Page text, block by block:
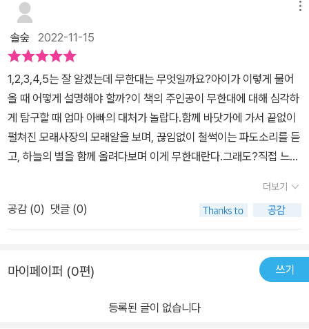
싶은 책... 하나, 둘, 셋 하나씩 시작해 나간다. 하나는 세상 유일한 존
재인 나, 그림책 속의 유일한 거인 하나. 한개가 그냥 숫자 중 가장 먼
저 세아리는 숫자이기도 하지만, 유일한, 독보적이란 의미도 있는데
그런걸 얘기해 주니 또 색다르다. 둘 너와 나. 엄마와 아빠. 셋. 가족의
구성원이 늘면서 너와 나와 그리고 아이까지 우리가 되는 순간이다.
넷. 다른 4을 찾아보는 퀴즈를 해 보아도 좋겠다는 생각이 든다. ​무한
대의 설명을 이어나가며 모래, 별을 설명해도 모르겠다는 주인공 클
라우.이 즈음이면 나라면 이미 포기했을지도 모르겠다. 됐어! 다음에
끈기도 있어야하고 인내심도 있어야하고 아이의 수준에서 설명할 줄
도 알아야 한다.신랑이 종종 아이에게 설명을 할 때, (아니 종종이 아
니라 매번)어려운 말을 쓰곤 한다. 본인의 입장에서 본인의 수준으로
까지를 모르는지도 상대를 이해하는 포인트라고 생각한다. 예전에 고
등학교때 물리 선생님께서 서울대를 나오셨다는데, 그럼 분명 상위
1%로 똑똑하실텐데 너무 못 가르치는거다. 졸리고 이해도 안 가고.
는 아빠에게 묻는다. 도대체 무한대라는 수는 어떤 수인지, 얼마나 큰
수인지. 아빠는 하늘의 별보다, 바닷가 모래알보다 더 크다고 하지만
클라우는 도통 이해가 되지 않는다.그런 클라우에게 아빠는 수학적
개념인 무한대를 수학이 아닌 클라우의 경험한 마음으로 설명한다.잠
에서 깨어났을 때 네가 느끼는 기쁨, 할머니 댁에 찾아가 문을 열었을
때 할머니 얼굴에 그려진 행복... 그리고 클라우가 엄마, 아빠 부모님
을 사랑하는 마음, 눈으로 볼 수 없는 마음으로 느끼는 우정, 사랑, 미
소 등으로.아빠의 설명을 듣고 ‘무한대’의 개념을 온전히 이해한 클라
우는 기쁜 마음으로 아빠, 엄마를 꽉 껴안는다. 무한대의 사랑을 느끼
며.......‘가장 중요한 것은 눈에는 보이지 않는다’라는 어린 왕자의 문
장이 떠오르는 장면이다. 이해하지 못한, 풀리지 않는 문제에 대해 집
세상에 이런 부모가 얼마나 있을까. 나는 교사로서 부모로서 나의 학
생들과 딸에게 ‘클라우의 무한대’와 같은 문제를 어떻게 대하고 받아
해 또 배운다. 부모로서, 교사로서 태도에 대해서... 성장과 행복을 키
솔숲 2022-11-15
1,2,3,4,5는 잘 알겠는데 무한대는 무엇일까요?아이가 이렇게 물어
올 때 어떻게 설명해야 할까?이 책의 주인공이 무한대에 대해 심각하
게 탐구할 때 엄마 아빠의 대처가 놀랍다.함께 바닷가에 가서 끝없이
펄쳐진 모래사장의 모래알을 보며, 끊임없이 철썩이는 파도소리를 듣
고, 하늘의 별을 함께 올려다보며 이게 무한대란다.그래도?직접 느낄
니 얼굴에 그려진 행복.아 알겠다. 비로소 아이는 외친다.무한대는 제
가 가장 잘 알고있는 단어에요!이런 사랑을 나눌 수 있는 가족아이가
쓴 무한대 안경도 바닷가에서 하늘을 향해 치켜든 얼굴도아름다운 색
지지와 뒷바라지 그 힘을 다시금 깨닫는가슴 속에 꼭 품는 옐로스톤
더보기
공감 (0) 댓글 (0)
마이페이퍼 (0편) 쓰기
등록된 글이 없습니다